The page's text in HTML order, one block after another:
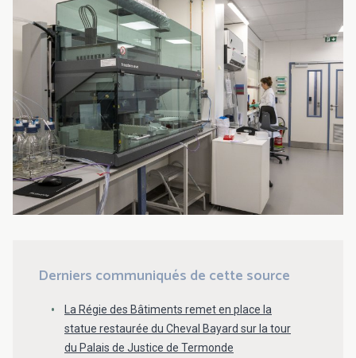
Derniers communiqués de cette source
La Régie des Bâtiments remet en place la
statue restaurée du Cheval Bayard sur la tour
du Palais de Justice de Termonde